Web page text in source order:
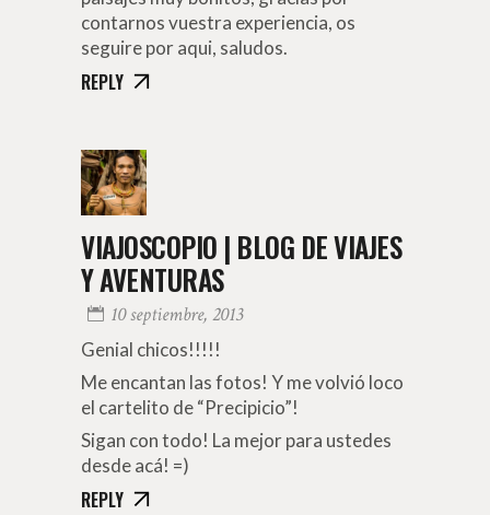
contarnos vuestra experiencia, os
seguire por aqui, saludos.
REPLY
VIAJOSCOPIO | BLOG DE VIAJES
Y AVENTURAS
10 septiembre, 2013
Genial chicos!!!!!
Me encantan las fotos! Y me volvió loco
el cartelito de “Precipicio”!
Sigan con todo! La mejor para ustedes
desde acá! =)
REPLY